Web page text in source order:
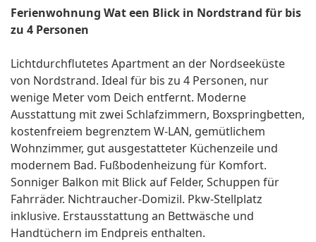
Ferienwohnung Wat een Blick in Nordstrand für bis
zu 4 Personen
Lichtdurchflutetes Apartment an der Nordseeküste
von Nordstrand. Ideal für bis zu 4 Personen, nur
wenige Meter vom Deich entfernt. Moderne
Ausstattung mit zwei Schlafzimmern, Boxspringbetten,
kostenfreiem begrenztem W-LAN, gemütlichem
Wohnzimmer, gut ausgestatteter Küchenzeile und
modernem Bad. Fußbodenheizung für Komfort.
Sonniger Balkon mit Blick auf Felder, Schuppen für
Fahrräder. Nichtraucher-Domizil. Pkw-Stellplatz
inklusive. Erstausstattung an Bettwäsche und
Handtüchern im Endpreis enthalten.